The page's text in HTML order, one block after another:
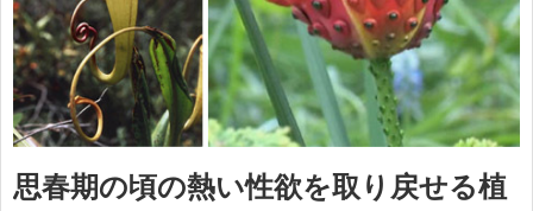
思春期の頃の熱い性欲を取り戻せる植